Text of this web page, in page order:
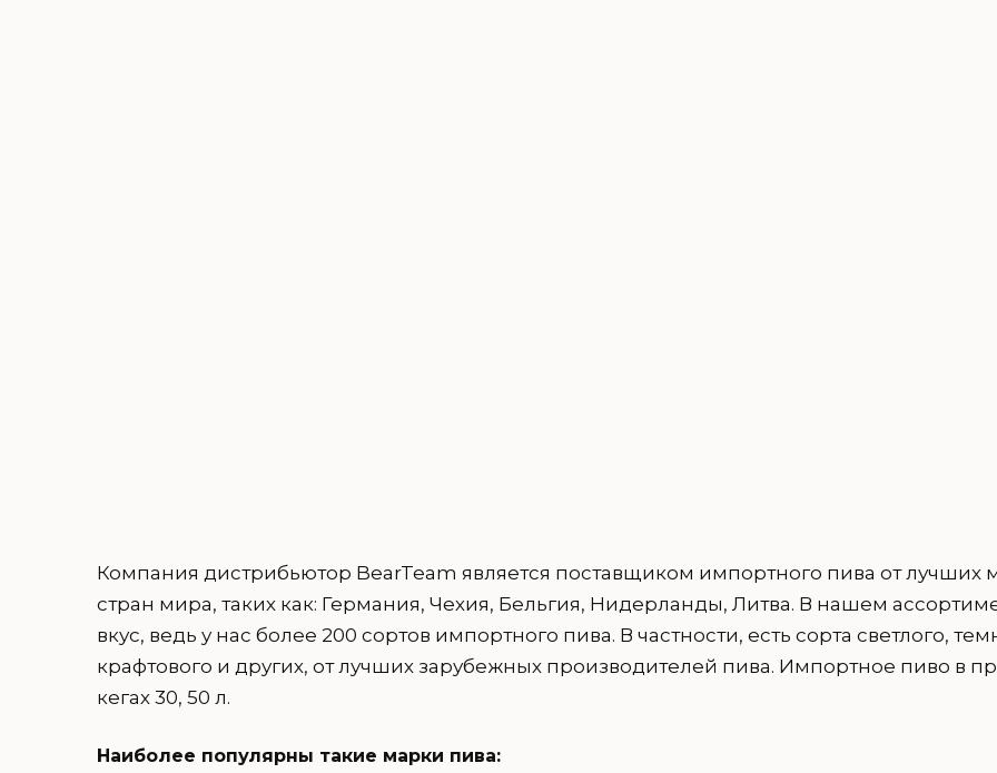
Компания дистрибьютор BearTeam является поставщиком импортного пива от лучших
стран мира, таких как: Германия, Чехия, Бельгия, Нидерланды, Литва. В нашем
вкус, ведь у нас более 200 сортов импортного пива. В частности, есть сорта светлого,
крафтового и других, от лучших зарубежных производителей пива. Импортное пиво в
кегах 30, 50 л.
Наиболее популярны такие марки пива: